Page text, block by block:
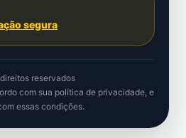
segura
reservados
com sua política de privacidade, e
essas condições.